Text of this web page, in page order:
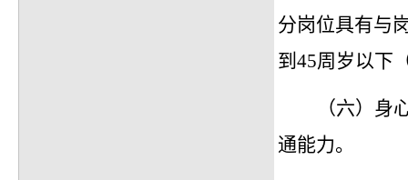
分岗位具有与
到45周岁以下
（六）
通能力。